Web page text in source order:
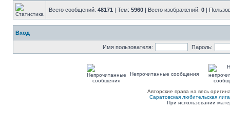
Всего сообщений: 48171 | Тем: 5960 | Всего изображений: 0 |
Вход
Имя пользователя: Пароль:
Непрочитанные сообщения
Авторские права на весь
Саратовская любительская
При использовании